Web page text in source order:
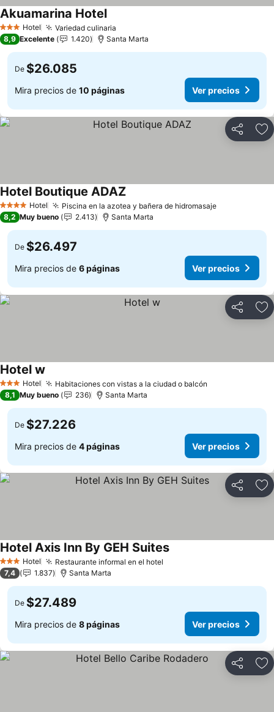
3 Estrellas
Hotel Variedad culinaria
Akuamarina Hotel
8,9 Excelente 1.420 Santa Marta
De $26.085
Mira precios de 10 páginas Ver precios
Compartir
4 EstrellasHotel Piscina en la azotea y bañera de hidromasaje
Hotel Boutique ADAZ
8,2 Muy bueno 2.413 Santa Marta
De $26.497
Mira precios de 6 páginas Ver precios
Compartir
3 Estrellas
Hotel Habitaciones con vistas a la ciudad o balcón
Hotel w
8,1 Muy bueno 236 Santa Marta
De $27.226
Mira precios de 4 páginas Ver precios
Compartir
3 Estrellas
Hotel Restaurante informal en el hotel
Hotel Axis Inn By GEH Suites
7,4 1.837 Santa Marta
De $27.489
Mira precios de 8 páginas Ver precios
Compartir